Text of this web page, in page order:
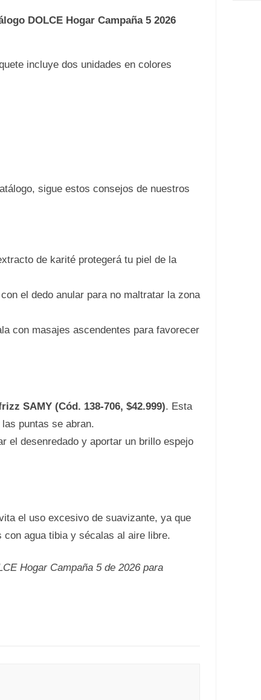
DOLCE Hogar Campaña 5 2026
incluye dos unidades en colores
sigue estos consejos de nuestros
de karité protegerá tu piel de la
el dedo anular para no maltratar la zona
con masajes ascendentes para favorecer
SAMY (Cód. 138-706, $42.999). Esta
puntas se abran.
el desenredado y aportar un brillo espejo
el uso excesivo de suavizante, ya que
agua tibia y sécalas al aire libre.
Hogar Campaña 5 de 2026 para